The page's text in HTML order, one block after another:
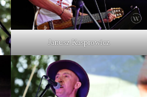
Janusz Kasprowicz